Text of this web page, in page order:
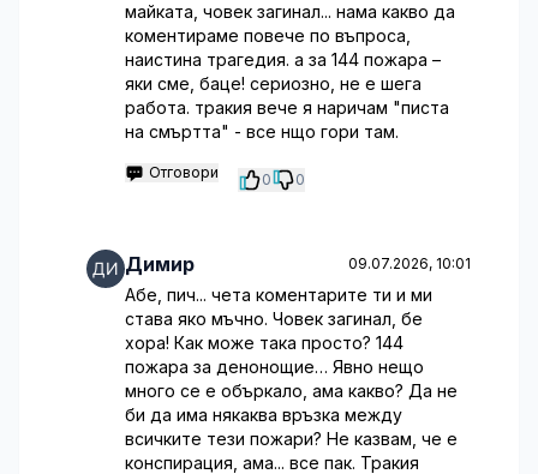
майката, човек загинал... нама какво да
коментираме повече по въпроса,
наистина трагедия. а за 144 пожара –
яки сме, баце! сериозно, не е шега
работа. тракия вече я наричам "писта
на смъртта" - все нщо гори там.
Отговори 0 0
Димир 09.07.2026, 10:01
Абе, пич... чета коментарите ти и ми
става яко мъчно. Човек загинал, бе
хора! Как може така просто? 144
пожара за денонощие… Явно нещо
много се е объркало, ама какво? Да не
би да има някаква връзка между
всичките тези пожари? Не казвам, че е
конспирация, ама... все пак. Тракия